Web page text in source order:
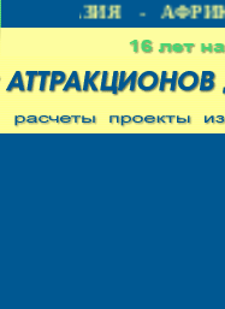
- АЗИЯ -